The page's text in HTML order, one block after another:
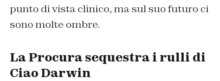
punto di vista clinico, ma sul suo futuro ci
sono molte ombre.
La Procura sequestra i rulli di
Ciao Darwin